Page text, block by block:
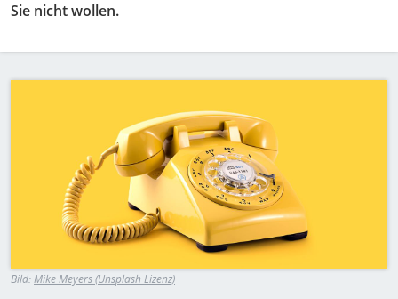
Sie nicht wollen.
Bild
Bild:Mike Meyers (Unsplash Lizenz)